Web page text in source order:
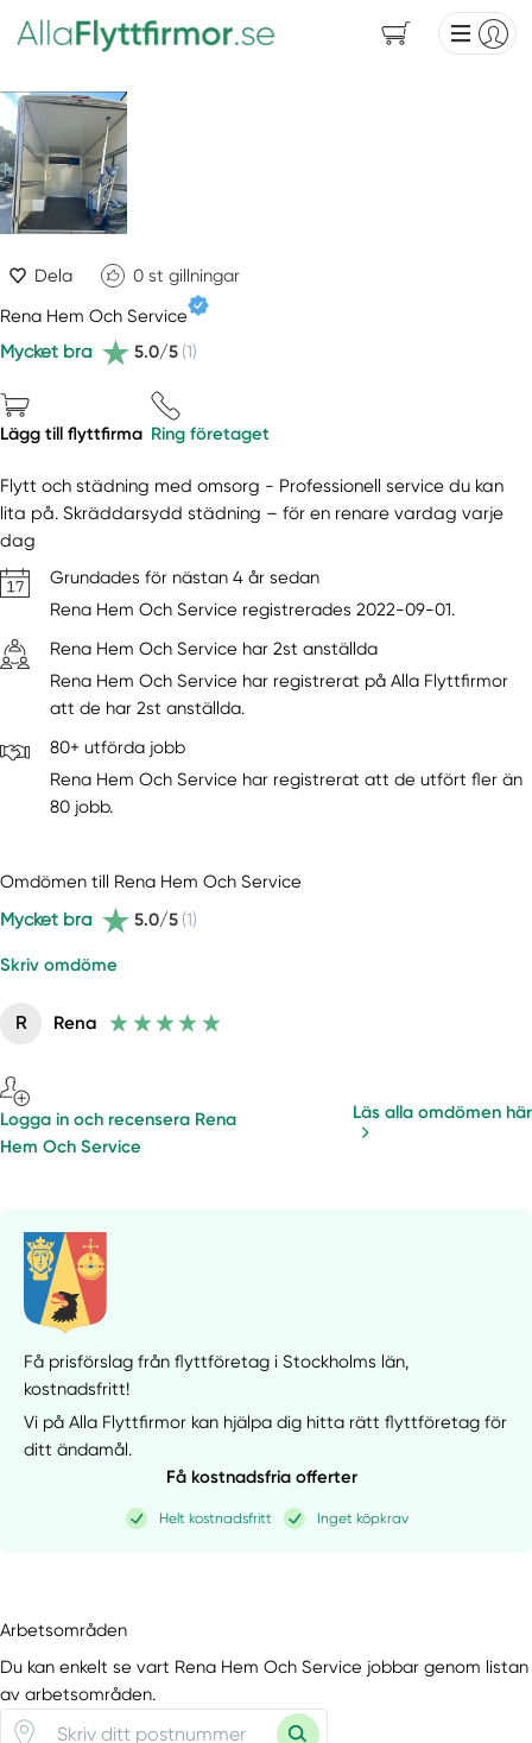
Dela 0 st gillningar
Rena Hem Och Service
Mycket bra
5.0/5 (1)
Lägg till flyttfirma Ring företaget
Flytt och städning med omsorg - Professionell service du kan
lita på. Skräddarsydd städning – för en renare vardag varje
dag
Grundades för nästan 4 år sedan
Rena Hem Och Service registrerades 2022-09-01.
Rena Hem Och Service har 2st anställda
Rena Hem Och Service har registrerat på Alla Flyttfirmor
att de har 2st anställda.
80+ utförda jobb
Rena Hem Och Service har registrerat att de utfört fler än
80 jobb.
Omdömen till Rena Hem Och Service
Mycket bra
5.0/5 (1)
Skriv omdöme
R Rena
Logga in och recensera Rena
Hem Och Service
Läs alla omdömen här
Få prisförslag från flyttföretag i Stockholms län,
kostnadsfritt!
Vi på Alla Flyttfirmor kan hjälpa dig hitta rätt flyttföretag för
ditt ändamål.
Få kostnadsfria offerter
Helt kostnadsfritt Inget köpkrav
Arbetsområden
Du kan enkelt se vart Rena Hem Och Service jobbar genom listan
av arbetsområden.